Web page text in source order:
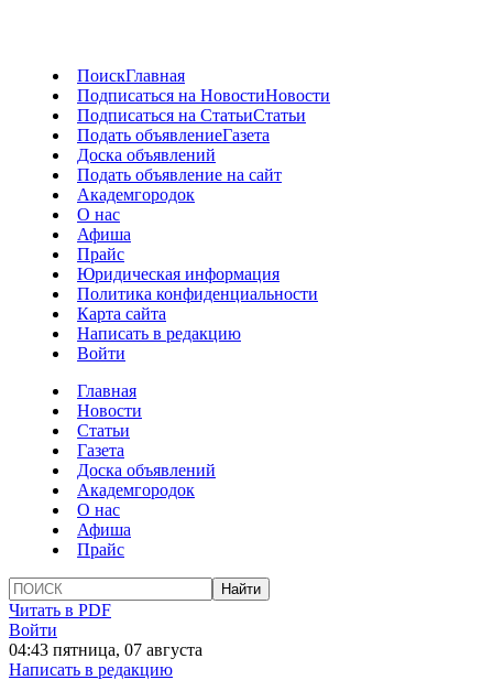
ПоискГлавная
Подписаться на НовостиНовости
Подписаться на СтатьиСтатьи
Подать объявлениеГазета
Доска объявлений
Подать объявление на сайт
Академгородок
О нас
Афиша
Прайс
Юридическая информация
Политика конфиденциальности
Карта сайта
Написать в редакцию
Войти
Главная
Новости
Статьи
Газета
Доска объявлений
Академгородок
О нас
Афиша
Прайс
Читать в PDF
Войти
04:43 пятница, 07 августа
Написать в редакцию